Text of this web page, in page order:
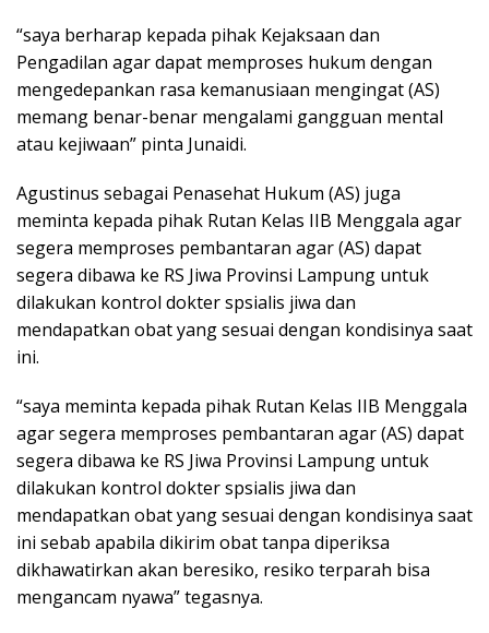
“saya berharap kepada pihak Kejaksaan dan
Pengadilan agar dapat memproses hukum dengan
mengedepankan rasa kemanusiaan mengingat (AS)
memang benar-benar mengalami gangguan mental
atau kejiwaan” pinta Junaidi.
Agustinus sebagai Penasehat Hukum (AS) juga
meminta kepada pihak Rutan Kelas IIB Menggala agar
segera memproses pembantaran agar (AS) dapat
segera dibawa ke RS Jiwa Provinsi Lampung untuk
dilakukan kontrol dokter spsialis jiwa dan
mendapatkan obat yang sesuai dengan kondisinya saat
ini.
“saya meminta kepada pihak Rutan Kelas IIB Menggala
agar segera memproses pembantaran agar (AS) dapat
segera dibawa ke RS Jiwa Provinsi Lampung untuk
dilakukan kontrol dokter spsialis jiwa dan
mendapatkan obat yang sesuai dengan kondisinya saat
ini sebab apabila dikirim obat tanpa diperiksa
dikhawatirkan akan beresiko, resiko terparah bisa
mengancam nyawa” tegasnya.